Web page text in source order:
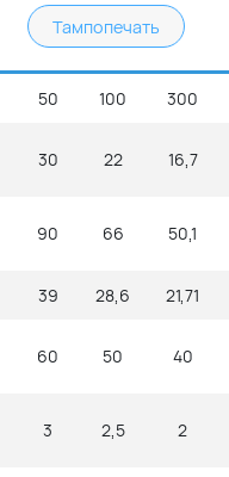
Тампопечать
50 100 300
30 22 16,7
90 66 50,1
39 28,6 21,71
60 50 40
3 2,5 2